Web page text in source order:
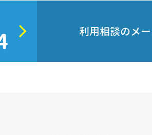
利用相談のメ